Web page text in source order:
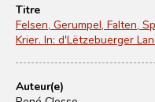
Titre
Felsen, Gerumpel, Falten,
Krier. In: d'Lëtzebuerger
Auteur(e)